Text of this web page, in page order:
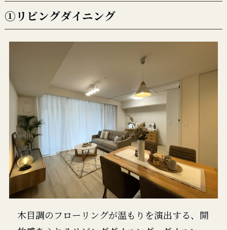
①リビングダイニング
木目調のフローリングが温もりを演出する、開